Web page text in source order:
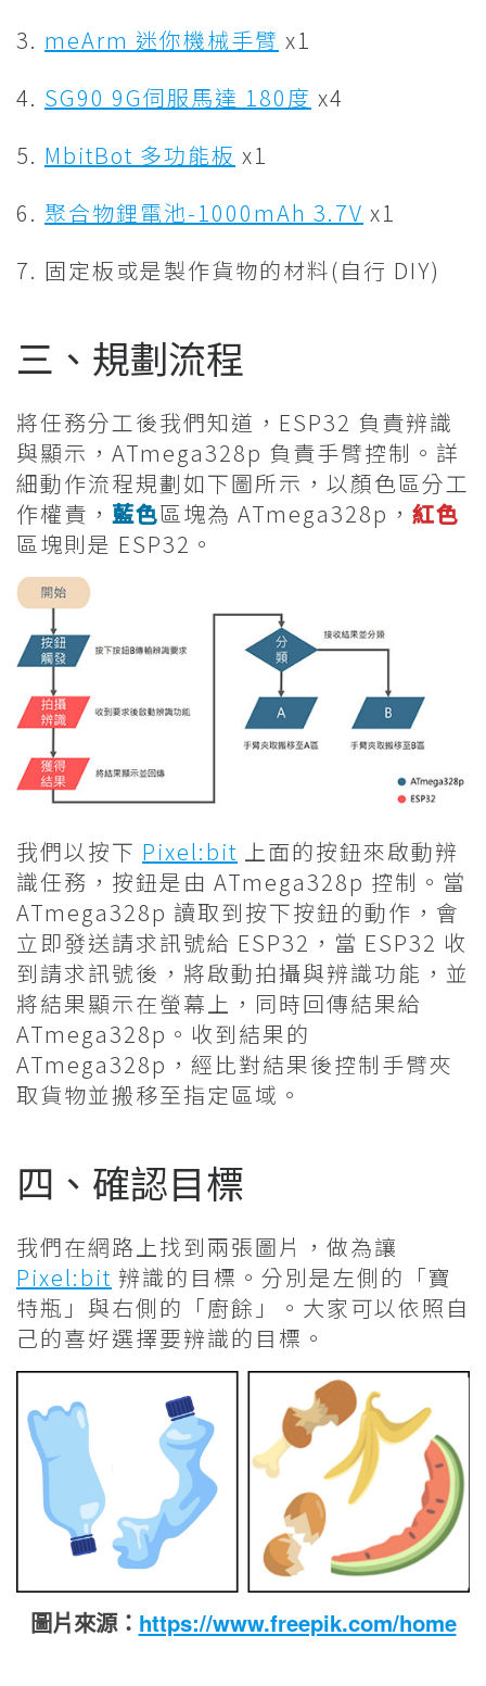
3. meArm 迷你機械手臂 x1
4. SG90 9G伺服馬達 180度 x4
5. MbitBot 多功能板 x1
6. 聚合物鋰電池-1000mAh 3.7V x1
7. 固定板或是製作貨物的材料(自行 DIY)
三、規劃流程
將任務分工後我們知道，ESP32 負責辨識
與顯示，ATmega328p 負責手臂控制。詳
細動作流程規劃如下圖所示，以顏色區分工
作權責， 藍色區塊為 ATmega328p， 紅色
區塊則是 ESP32。
我們以按下 Pixel:bit 上面的按鈕來啟動辨
識任務，按鈕是由 ATmega328p 控制。當
ATmega328p 讀取到按下按鈕的動作，會
立即發送請求訊號給 ESP32，當 ESP32 收
到請求訊號後，將啟動拍攝與辨識功能，並
將結果顯示在螢幕上，同時回傳結果給
ATmega328p。收到結果的
ATmega328p，經比對結果後控制手臂夾
取貨物並搬移至指定區域。
四、確認目標
我們在網路上找到兩張圖片，做為讓
Pixel:bit 辨識的目標。分別是左側的「寶
特瓶」與右側的「廚餘」。大家可以依照自
己的喜好選擇要辨識的目標。
圖片來源： https://www.freepik.com/home